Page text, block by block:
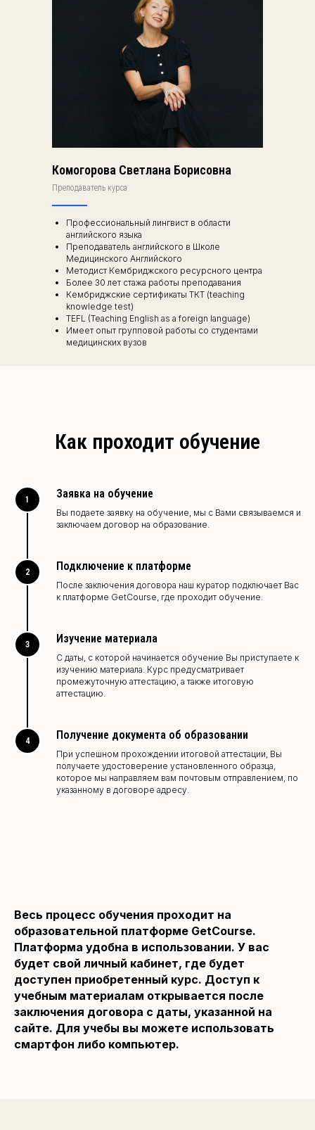
Комогорова Светлана Борисовна
Преподаватель курса
Профессиональный лингвист в области
английского языка
Преподаватель английского в Школе
Медицинского Английского
Методист Кембриджского ресурсного центра
Более 30 лет стажа работы преподавания
Кембриджские сертификаты ТКТ (teaching
knowledge test)
TEFL (Teaching English as a foreign language)
Имеет опыт групповой работы со студентами
медицинских вузов
Как проходит обучение
1 Заявка на обучение
Вы подаете заявку на обучение, мы с Вами связываемся и
заключаем договор на образование.
2 Подключение к платформе
После заключения договора наш куратор подключает Вас
к платформе GetCourse, где проходит обучение.
3 Изучение материала
С даты, с которой начинается обучение Вы приступаете к
изучению материала. Курс предусматривает
промежуточную аттестацию, а также итоговую
аттестацию.
4 Получение документа об образовании
При успешном прохождении итоговой аттестации, Вы
получаете удостоверение установленного образца,
которое мы направляем вам почтовым отправлением, по
указанному в договоре адресу.
Весь процесс обучения проходит на
образовательной платформе GetCourse.
Платформа удобна в использовании. У вас
будет свой личный кабинет, где будет
доступен приобретенный курс. Доступ к
учебным материалам открывается после
заключения договора с даты, указанной на
сайте. Для учебы вы можете использовать
смартфон либо компьютер.